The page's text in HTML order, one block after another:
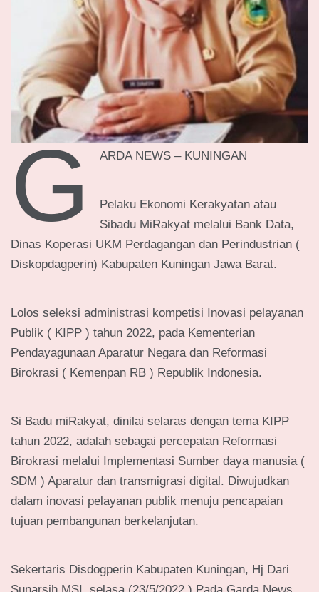
G ARDA NEWS – KUNINGAN
Pelaku Ekonomi Kerakyatan atau
Sibadu MiRakyat melalui Bank Data,
Dinas Koperasi UKM Perdagangan dan Perindustrian (
Diskopdagperin) Kabupaten Kuningan Jawa Barat.
Lolos seleksi administrasi kompetisi Inovasi pelayanan
Publik ( KIPP ) tahun 2022, pada Kementerian
Pendayagunaan Aparatur Negara dan Reformasi
Birokrasi ( Kemenpan RB ) Republik Indonesia.
Si Badu miRakyat, dinilai selaras dengan tema KIPP
tahun 2022, adalah sebagai percepatan Reformasi
Birokrasi melalui Implementasi Sumber daya manusia (
SDM ) Aparatur dan transmigrasi digital. Diwujudkan
dalam inovasi pelayanan publik menuju pencapaian
tujuan pembangunan berkelanjutan.
Sekertaris Disdogperin Kabupaten Kuningan, Hj Dari